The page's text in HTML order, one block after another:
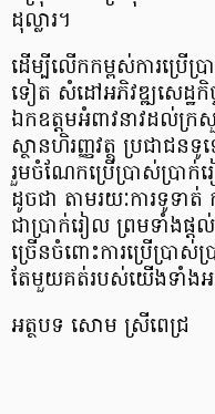
ដុល្លារ។
ដើម្បីលើកកម្ពស់ការប្រើប្
ទៀត សំដៅអភិវឌ្ឍសេដ្ឋកិ
ឯកឧត្តមអំពាវនាវដល់ក្
ស្ថានហិរញ្ញវត្ថុ ប្រជាជន
រួមចំណែកប្រើប្រាស់ប្រាក់រ
ដូចជា តាមរយៈការទូទាត់
ជាប្រាក់រៀល ព្រមទាំងផ្ត
ច្រើនចំពោះការប្រើប្រាស់
តែមួយគត់របស់យើងទាំងអ
អត្ថបទ សោម ស្រីពេជ្រ